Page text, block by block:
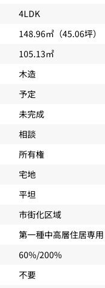
4LDK
148.96㎡（45.06坪）
105.13㎡
木造
予定
未完成
相談
所有権
宅地
平坦
市街化区域
第一種中高層住居専用
60%/200%
不要